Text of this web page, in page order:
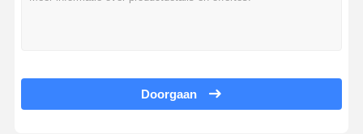
Doorgaan